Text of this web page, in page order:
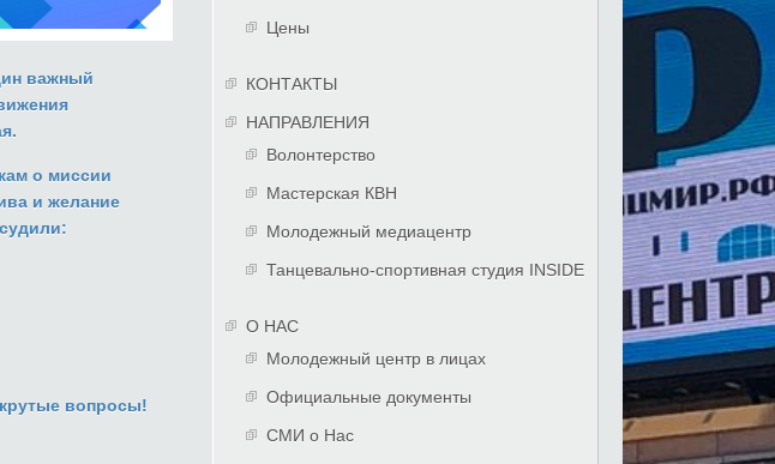
важный
о миссии
и желание
вопросы!
Цены
КОНТАКТЫ
НАПРАВЛЕНИЯ
Волонтерство
Мастерская КВН
Молодежный медиацентр
Танцевально-спортивная студия INSIDE
О НАС
Молодежный центр в лицах
Официальные документы
СМИ о Нас